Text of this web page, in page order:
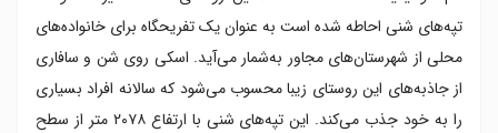
تپه‌های شنی احاطه شده است به عنوان یک تفریحگاه برای خانواده‌های
محلی از شهرستان‌های مجاور به‌شمار می‌آید. اسکی روی شن‌ و سافاری
از جاذبه‌های این روستای زیبا محسوب می‌شود که سالانه افراد بسیاری
را به خود جذب می‌کند. این تپه‌های شنی با ارتفاع ۲۰۷۸ متر از سطح